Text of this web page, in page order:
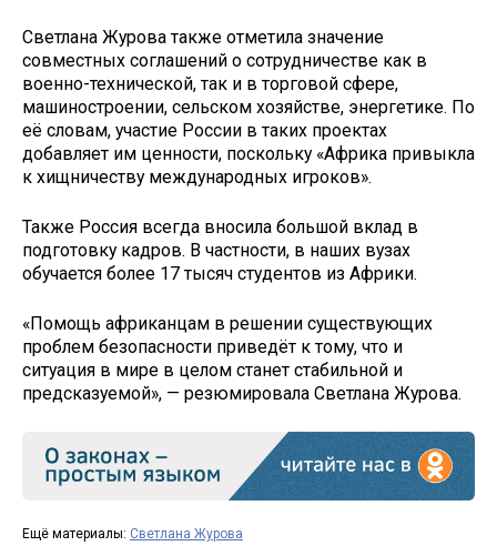
Светлана Журова также отметила значение
совместных соглашений о сотрудничестве как в
военно-технической, так и в торговой сфере,
машиностроении, сельском хозяйстве, энергетике. По
её словам, участие России в таких проектах
добавляет им ценности, поскольку «Африка привыкла
к хищничеству международных игроков».
Также Россия всегда вносила большой вклад в
подготовку кадров. В частности, в наших вузах
обучается более 17 тысяч студентов из Африки.
«Помощь африканцам в решении существующих
проблем безопасности приведёт к тому, что и
ситуация в мире в целом станет стабильной и
предсказуемой», — резюмировала Светлана Журова.
Ещё материалы: Светлана Журова